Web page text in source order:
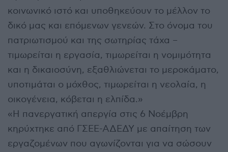
κοινωνικό ιστό και υποθηκεύουν το μέλλον το
δικό μας και επόμενων γενεών. Στο όνομα του
πατριωτισμού και της σωτηρίας τάχα –
τιμωρείται η εργασία, τιμωρείται η νομιμότητα
και η δικαιοσύνη, εξαθλιώνεται το μεροκάματο,
υποτιμάται ο μόχθος, τιμωρείται η νεολαία, η
οικογένεια, κόβεται η ελπίδα.»
«Η πανεργατική απεργία στις 6 Νοέμβρη
κηρύχτηκε από ΓΣΕΕ-ΑΔΕΔΥ με απαίτηση των
εργαζομένων που αγωνίζονται για να σώσουν